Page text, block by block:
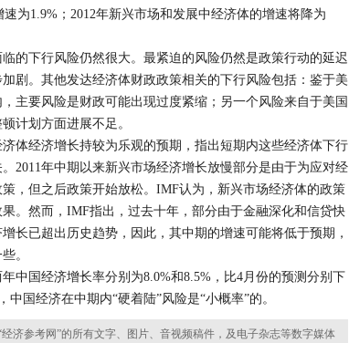
为1.9%；2012年新兴市场和发展中经济体的增速将降为
下行风险仍然很大。最紧迫的风险仍然是政策行动的延迟
剧。其他发达经济体财政政策相关的下行风险包括：鉴于美
主要风险是财政可能出现过度紧缩；另一个风险来自于美国
计划方面进展不足。
经济增长持较为乐观的预期，指出短期内这些经济体下行
2011年中期以来新兴市场经济增长放慢部分是由于为应对经
，但之后政策开始放松。IMF认为，新兴市场经济体的政策
。然而，IMF指出，过去十年，部分由于金融深化和信贷快
长已超出历史趋势，因此，其中期的增速可能将低于预期，
。
国经济增长率分别为8.0%和8.5%，比4月份的预测分别下
国经济在中期内“硬着陆”风险是“小概率”的。
参考网”的所有文字、图片、音视频稿件，及电子杂志等数字媒体